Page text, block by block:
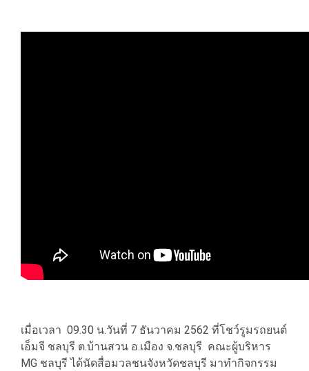
เมื่อเวลา 09.30 น.วันที่ 7 ธันวาคม 2562 ที่โชว์รูมรถยนต์
เอ็มจี ชลบุรี ต.บ้านสวน อ.เมือง จ.ชลบุรี คณะผู้บริหาร
MG ชลบุรี ได้นัดสื่อมวลชนจังหวัดชลบุรี มาทำกิจกรรม